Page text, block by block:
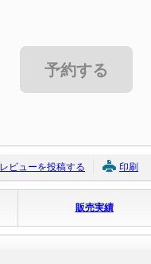
予約する
レビューを投稿する 印刷
販売実績